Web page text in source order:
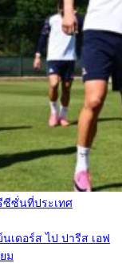
ซีซั่นที่ประเทศ
เดอร์ส ไป ปารีส เอฟ
ม